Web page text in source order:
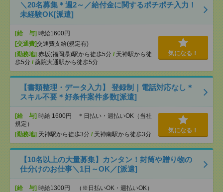
＼20名募集＊週2～／給付金に関するポチポチ入力！
未経験OK[派遣]
[給 与] 時給1600円
[交通費]交通費支給(規定有)
[勤務地] 赤坂(福岡県)駅から徒歩5分 / 天神駅から徒
歩5分 / 薬院大通駅から徒歩5分
気になる！
【書類整理・データ入力】 登録制｜電話対応なし＊
スキル不要＊好条件案件多数[派遣]
[給 与] 時給 1600円 ＊日払い・週払いOK（当社
規定）
[勤務地] 天神駅から徒歩3分 / 天神南駅から徒歩3分
気になる！
【10名以上の大量募集】カンタン！封筒や贈り物の
仕分けのお仕事＼1日～OK／[派遣]
[給 与] 時給1300円 （※日払いOK・週払いOK）